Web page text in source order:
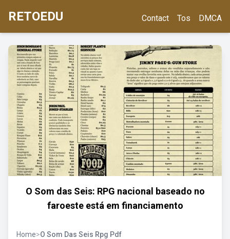
RETOEDU Contact Tos DMCA
O Som das Seis: RPG nacional baseado no
faroeste está em financiamento
Home>O Som Das Seis Rpg Pdf